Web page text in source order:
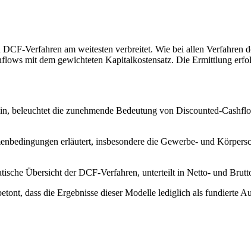
Verfahren am weitesten verbreitet. Wie bei allen
mit dem gewichteten Kapitalkostensatz. Die Ermittlung
beleuchtet die zunehmende Bedeutung von Discounted-
erläutert, insbesondere die Gewerbe- und
Übersicht der DCF-Verfahren, unterteilt in Netto- und
dass die Ergebnisse dieser Modelle lediglich als fundierte